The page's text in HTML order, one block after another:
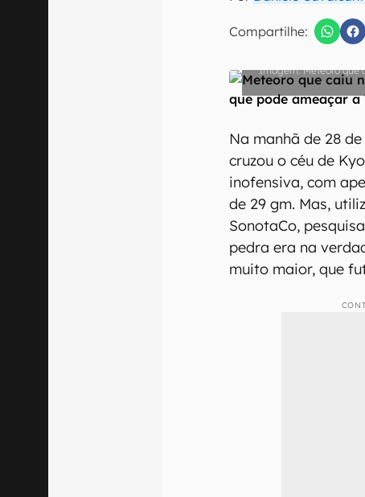
Compartilhe:
Confirmo que
Meteoro que
Na manhã de 28
cruzou o céu de
inofensiva, com
de 29 gm. Mas,
SonotaCo,
pedra era na
muito maior, que